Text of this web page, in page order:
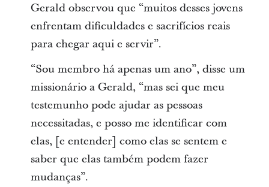
Gerald observou que “muitos desses jovens
enfrentam dificuldades e sacrifícios reais
para chegar aqui e servir”.
“Sou membro há apenas um ano”, disse um
missionário a Gerald, “mas sei que meu
testemunho pode ajudar as pessoas
necessitadas, e posso me identificar com
elas, [e entender] como elas se sentem e
saber que elas também podem fazer
mudanças”.